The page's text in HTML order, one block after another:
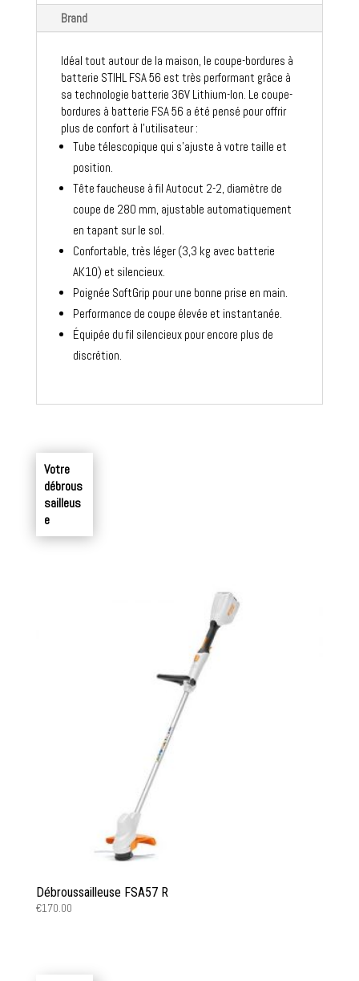
Brand
Idéal tout autour de la maison, le coupe-bordures à
batterie STIHL FSA 56 est très performant grâce à
sa technologie batterie 36V Lithium-Ion. Le coupe-
bordures à batterie FSA 56 a été pensé pour offrir
plus de confort à l’utilisateur :
Tube télescopique qui s’ajuste à votre taille et
position.
Tête faucheuse à fil Autocut 2-2, diamètre de
coupe de 280 mm, ajustable automatiquement
en tapant sur le sol.
Confortable, très léger (3,3 kg avec batterie
AK10) et silencieux.
Poignée SoftGrip pour une bonne prise en main.
Performance de coupe élevée et instantanée.
Équipée du fil silencieux pour encore plus de
discrétion.
Votre
débrous
sailleus
e
Débroussailleuse FSA57 R
€170.00